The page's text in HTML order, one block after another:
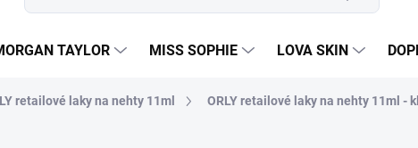
TAYLOR MISS SOPHIE LOVA SKIN
retailové laky na nehty 11ml ORLY retailové laky na nehty 11ml -